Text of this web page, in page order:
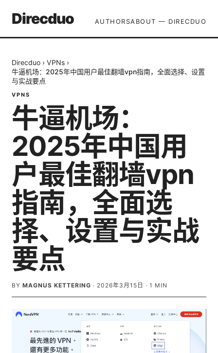
Direcduo AUTHORSABOUT — DIRECDUO
Direcduo › VPNs ›
牛逼机场：2025年中国用户最佳翻墙vpn指南，全面选择、设置
与实战要点
VPNS
牛逼机场：
2025年中国用
户最佳翻墙vpn
指南，全面选
择、设置与实战
要点
BY MAGNUS KETTERING · 2026年3月15日 · 1 MIN